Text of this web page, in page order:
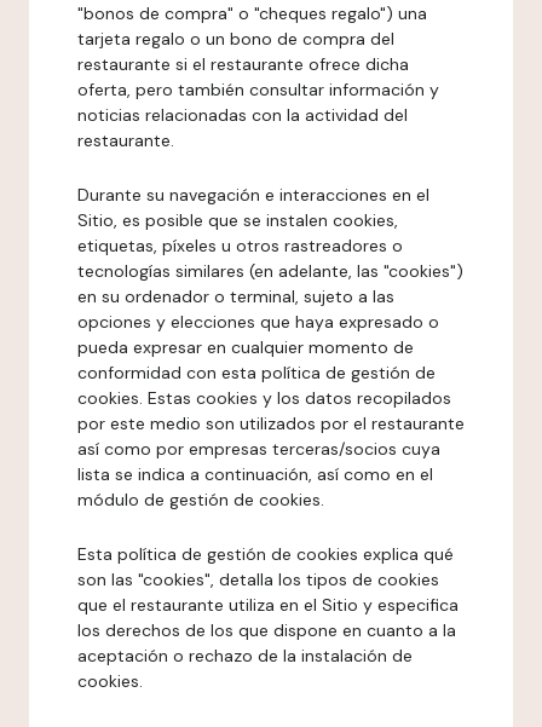
"bonos de compra" o "cheques regalo") una
tarjeta regalo o un bono de compra del
restaurante si el restaurante ofrece dicha
oferta, pero también consultar información y
noticias relacionadas con la actividad del
restaurante.
Durante su navegación e interacciones en el
Sitio, es posible que se instalen cookies,
etiquetas, píxeles u otros rastreadores o
tecnologías similares (en adelante, las "cookies")
en su ordenador o terminal, sujeto a las
opciones y elecciones que haya expresado o
pueda expresar en cualquier momento de
conformidad con esta política de gestión de
cookies. Estas cookies y los datos recopilados
por este medio son utilizados por el restaurante
así como por empresas terceras/socios cuya
lista se indica a continuación, así como en el
módulo de gestión de cookies.
Esta política de gestión de cookies explica qué
son las "cookies", detalla los tipos de cookies
que el restaurante utiliza en el Sitio y especifica
los derechos de los que dispone en cuanto a la
aceptación o rechazo de la instalación de
cookies.